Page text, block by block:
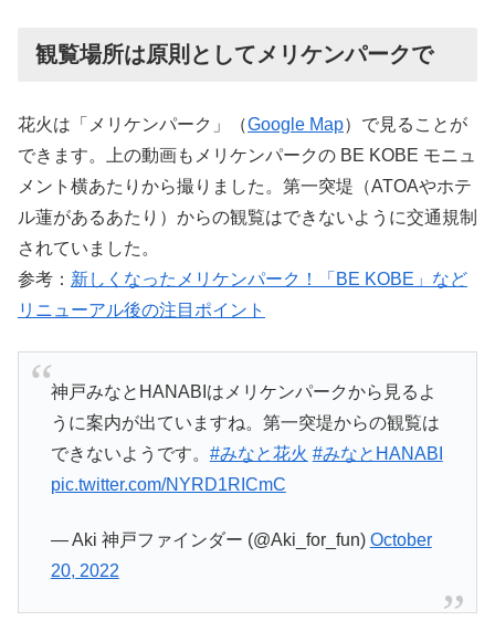
観覧場所は原則としてメリケンパークで
花火は「メリケンパーク」（Google Map）で見ることが
できます。上の動画もメリケンパークの BE KOBE モニュ
メント横あたりから撮りました。第一突堤（ATOAやホテ
ル蓮があるあたり）からの観覧はできないように交通規制
されていました。
参考： 新しくなったメリケンパーク！「BE KOBE」など
リニューアル後の注目ポイント
神戸みなとHANABIはメリケンパークから見るよ
うに案内が出ていますね。第一突堤からの観覧は
できないようです。 #みなと花火 #みなとHANABI
pic.twitter.com/NYRD1RICmC
— Aki 神戸ファインダー (@Aki_for_fun) October
20, 2022